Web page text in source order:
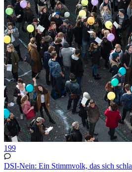
199
DSI-Nein: Ein Stimmvolk, das sich